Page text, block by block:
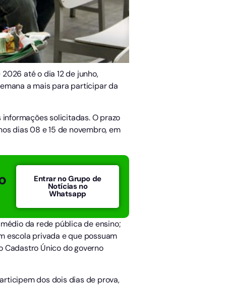
até o dia 12 de junho,
a mais para participar da
solicitadas. O prazo
dias 08 e 15 de novembro, em
Entrar no Grupo de
Notícias no
Whatsapp
da rede pública de ensino;
escola privada e que possuam
Cadastro Único do governo
dos dois dias de prova,